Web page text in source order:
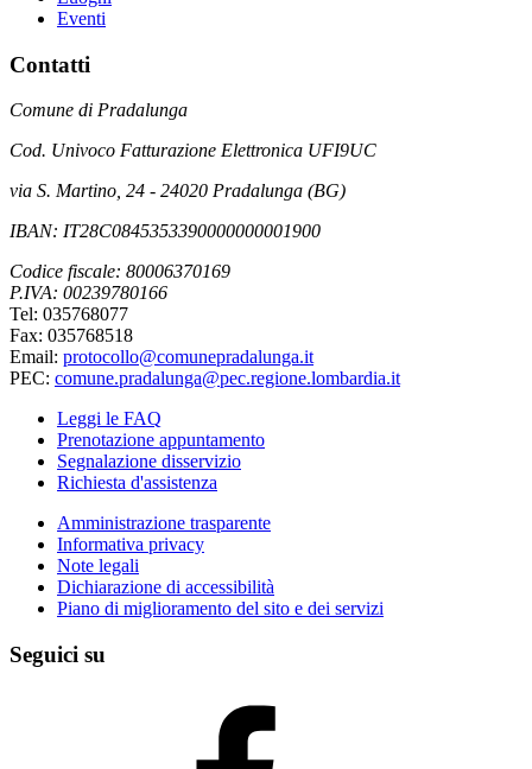
Eventi
Contatti
Comune di Pradalunga
Cod. Univoco Fatturazione Elettronica UFI9UC
via S. Martino, 24 - 24020 Pradalunga (BG)
IBAN: IT28C0845353390000000001900
Codice fiscale: 80006370169
P.IVA: 00239780166
Tel: 035768077
Fax: 035768518
Email: protocollo@comunepradalunga.it
PEC: comune.pradalunga@pec.regione.lombardia.it
Leggi le FAQ
Prenotazione appuntamento
Segnalazione disservizio
Richiesta d'assistenza
Amministrazione trasparente
Informativa privacy
Note legali
Dichiarazione di accessibilità
Piano di miglioramento del sito e dei servizi
Seguici su